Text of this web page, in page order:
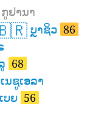
ກູຢານາ
ບຼາຊິວ 86
68
ນຊູເອລາ
ບຍ 56